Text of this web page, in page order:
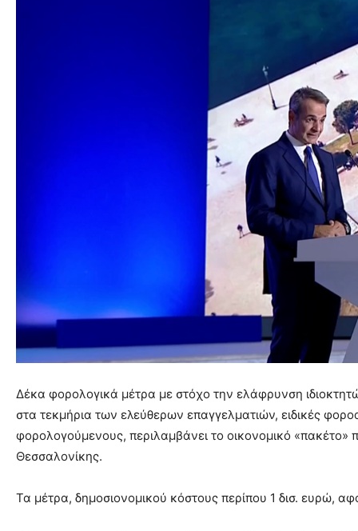
Δέκα φορολογικά μέτρα με στόχο την ελάφρυνση
στα τεκμήρια των ελεύθερων επαγγελματιών, ειδικές
φορολογούμενους, περιλαμβάνει το οικονομικό
Θεσσαλονίκης.
Τα μέτρα, δημοσιονομικού κόστους περίπου 1 δισ. ευρώ,